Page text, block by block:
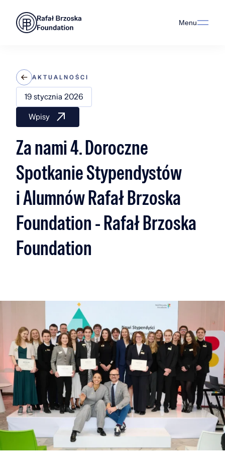
Menu
AKTUALNOŚCI
19 stycznia 2026
Wpisy
Za nami 4. Doroczne
Spotkanie Stypendystów
i Alumnów Rafał Brzoska
Foundation - Rafał Brzoska
Foundation